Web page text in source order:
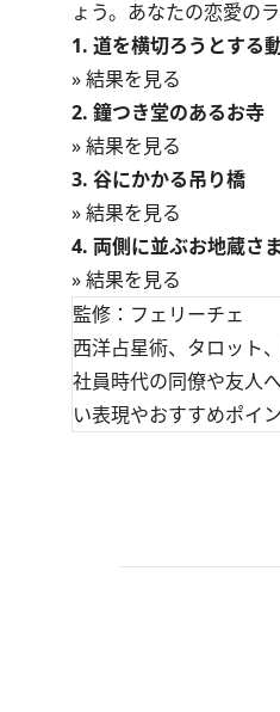
ょう。あなたの恋愛の
1. 道を横切ろうとする
» 結果を見る
2. 鐘つき堂のあるお寺
» 結果を見る
3. 谷にかかる吊り橋
» 結果を見る
4. 両側に並ぶお地蔵さま
» 結果を見る
監修：フェリーチェ
西洋占星術、タロット
社員時代の同僚や友人
い表現やおすすめポイ